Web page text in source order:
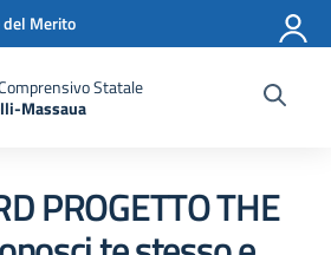
Merito
Statale
Massaua
PROGETTO THE